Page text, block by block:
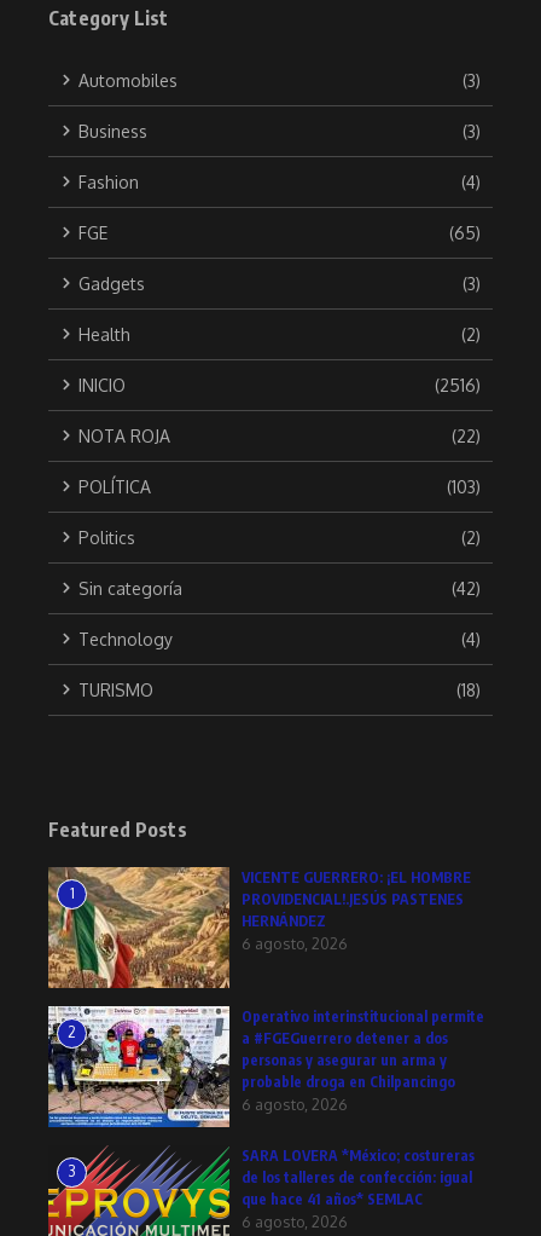
Category List
Automobiles (3)
Business (3)
Fashion (4)
FGE (65)
Gadgets (3)
Health (2)
INICIO (2516)
NOTA ROJA (22)
POLÍTICA (103)
Politics (2)
Sin categoría (42)
Technology (4)
TURISMO (18)
Featured Posts
1
VICENTE GUERRERO: ¡EL HOMBRE
PROVIDENCIAL!.JESÚS PASTENES
HERNÁNDEZ
6 agosto, 2026
2
Operativo interinstitucional permite
a #FGEGuerrero detener a dos
personas y asegurar un arma y
probable droga en Chilpancingo
6 agosto, 2026
3
SARA LOVERA *México; costureras
de los talleres de confección: igual
que hace 41 años* SEMLAC
6 agosto, 2026